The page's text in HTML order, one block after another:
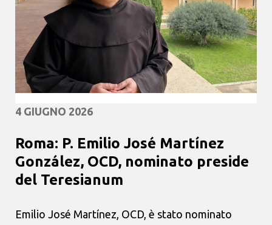
4 GIUGNO 2026
Roma: P. Emilio José Martínez
González, OCD, nominato preside
del Teresianum
Emilio José Martínez, OCD, è stato nominato